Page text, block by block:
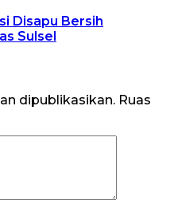
Disapu Bersih
Sulsel
dipublikasikan. Ruas